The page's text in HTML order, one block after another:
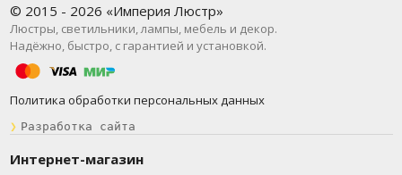
© 2015 - 2026 «Империя Люстр»
Люстры, светильники, лампы, мебель и декор.
Надёжно, быстро, с гарантией и установкой.
Политика обработки персональных данных
❯ Разработка сайта
Интернет-магазин